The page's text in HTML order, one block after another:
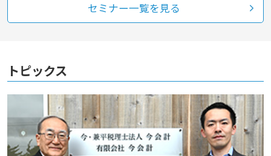
セミナー一覧を見る
トピックス